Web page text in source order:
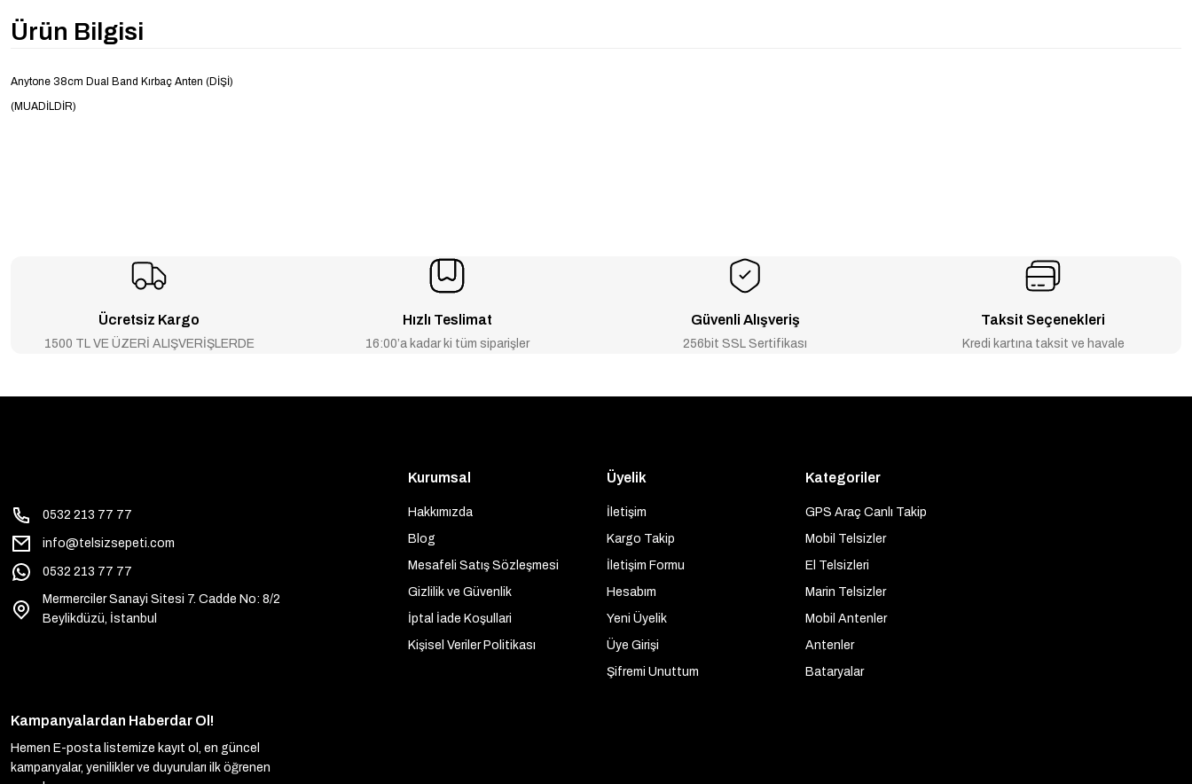
Ürün Bilgisi
Anytone 38cm Dual Band Kırbaç Anten (DİŞİ)
(MUADİLDİR)
Ücretsiz Kargo
1500 TL VE ÜZERİ ALIŞVERİŞLERDE
Hızlı Teslimat
16:00’a kadar ki tüm siparişler
Güvenli Alışveriş
256bit SSL Sertifikası
Taksit Seçenekleri
Kredi kartına taksit ve havale
0532 213 77 77
info@telsizsepeti.com
0532 213 77 77
Mermerciler Sanayi Sitesi 7. Cadde No: 8/2
Beylikdüzü, İstanbul
Kurumsal
Hakkımızda
Blog
Mesafeli Satış Sözleşmesi
Gizlilik ve Güvenlik
İptal İade Koşullari
Kişisel Veriler Politikası
Üyelik
İletişim
Kargo Takip
İletişim Formu
Hesabım
Yeni Üyelik
Üye Girişi
Şifremi Unuttum
Kategoriler
GPS Araç Canlı Takip
Mobil Telsizler
El Telsizleri
Marin Telsizler
Mobil Antenler
Antenler
Bataryalar
Kampanyalardan Haberdar Ol!
Hemen E-posta listemize kayıt ol, en güncel
kampanyalar, yenilikler ve duyuruları ilk öğrenen